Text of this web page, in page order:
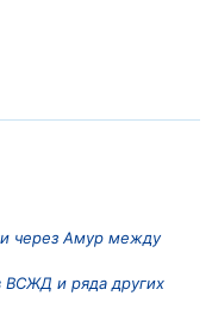
через Амур между
ВСЖД и ряда других